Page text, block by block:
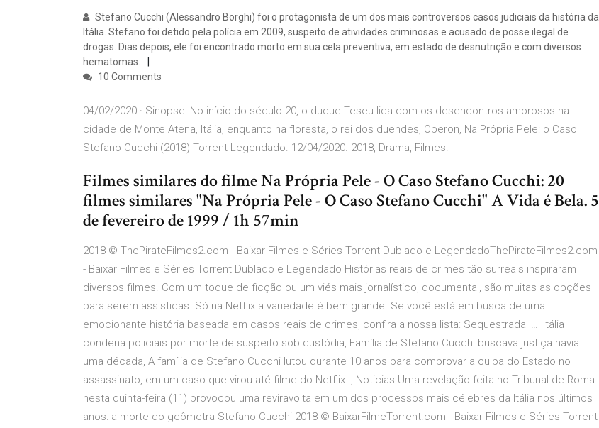
Stefano Cucchi (Alessandro Borghi) foi o protagonista de um dos mais controversos casos judiciais da história da
Itália. Stefano foi detido pela polícia em 2009, suspeito de atividades criminosas e acusado de posse ilegal de
drogas. Dias depois, ele foi encontrado morto em sua cela preventiva, em estado de desnutrição e com diversos
hematomas.
10 Comments
04/02/2020 · Sinopse: No início do século 20, o duque Teseu lida com os desencontros amorosos na
cidade de Monte Atena, Itália, enquanto na floresta, o rei dos duendes, Oberon, Na Própria Pele: o Caso
Stefano Cucchi (2018) Torrent Legendado. 12/04/2020. 2018, Drama, Filmes.
Filmes similares do filme Na Própria Pele - O Caso Stefano Cucchi: 20
filmes similares "Na Própria Pele - O Caso Stefano Cucchi" A Vida é Bela. 5
de fevereiro de 1999 / 1h 57min
2018 © ThePirateFilmes2.com - Baixar Filmes e Séries Torrent Dublado e LegendadoThePirateFilmes2.com
- Baixar Filmes e Séries Torrent Dublado e Legendado Histórias reais de crimes tão surreais inspiraram
diversos filmes. Com um toque de ficção ou um viés mais jornalístico, documental, são muitas as opções
para serem assistidas. Só na Netflix a variedade é bem grande. Se você está em busca de uma
emocionante história baseada em casos reais de crimes, confira a nossa lista: Sequestrada […] Itália
condena policiais por morte de suspeito sob custódia, Família de Stefano Cucchi buscava justiça havia
uma década, A família de Stefano Cucchi lutou durante 10 anos para comprovar a culpa do Estado no
assassinato, em um caso que virou até filme do Netflix. , Noticias Uma revelação feita no Tribunal de Roma
nesta quinta-feira (11) provocou uma reviravolta em um dos processos mais célebres da Itália nos últimos
anos: a morte do geômetra Stefano Cucchi 2018 © BaixarFilmeTorrent.com - Baixar Filmes e Séries Torrent